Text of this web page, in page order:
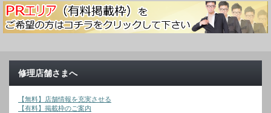
修理店舗さまへ
【無料】店舗情報を充実させる
【有料】掲載枠のご案内